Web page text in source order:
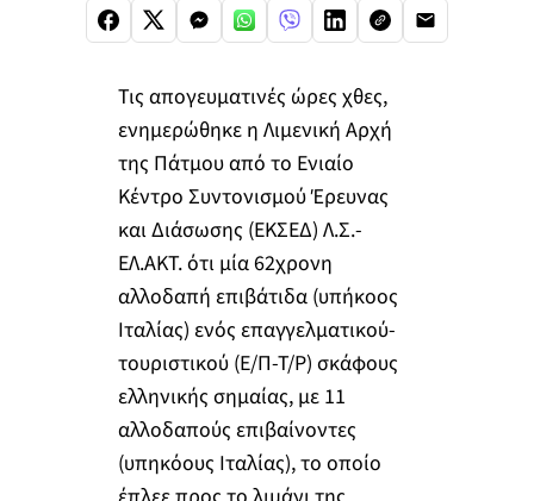
Τις απογευματινές ώρες χθες,
ενημερώθηκε η Λιμενική Αρχή
της Πάτμου από το Ενιαίο
Κέντρο Συντονισμού Έρευνας
και Διάσωσης (ΕΚΣΕΔ) Λ.Σ.-
ΕΛ.ΑΚΤ. ότι μία 62χρονη
αλλοδαπή επιβάτιδα (υπήκοος
Ιταλίας) ενός επαγγελματικού-
τουριστικού (Ε/Π-Τ/Ρ) σκάφους
ελληνικής σημαίας, με 11
αλλοδαπούς επιβαίνοντες
(υπηκόους Ιταλίας), το οποίο